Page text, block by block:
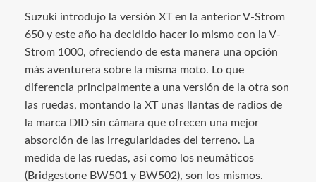
Suzuki introdujo la versión XT en la anterior V-Strom
650 y este año ha decidido hacer lo mismo con la V-
Strom 1000, ofreciendo de esta manera una opción
más aventurera sobre la misma moto. Lo que
diferencia principalmente a una versión de la otra son
las ruedas, montando la XT unas llantas de radios de
la marca DID sin cámara que ofrecen una mejor
absorción de las irregularidades del terreno. La
medida de las ruedas, así como los neumáticos
(Bridgestone BW501 y BW502), son los mismos.